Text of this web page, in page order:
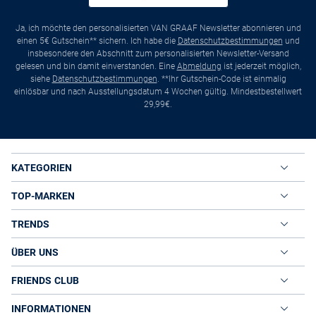
Ja, ich möchte den personalisierten VAN GRAAF Newsletter abonnieren und
einen 5€ Gutschein** sichern. Ich habe die Datenschutzbestimmungen und
insbesondere den Abschnitt zum personalisierten Newsletter-Versand
gelesen und bin damit einverstanden. Eine Abmeldung ist jederzeit möglich,
siehe Datenschutzbestimmungen. **Ihr Gutschein-Code ist einmalig
einlösbar und nach Ausstellungsdatum 4 Wochen gültig. Mindestbestellwert
29,99€.
KATEGORIEN
TOP-MARKEN
TRENDS
ÜBER UNS
FRIENDS CLUB
INFORMATIONEN